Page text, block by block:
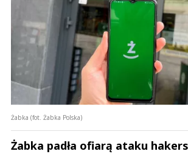
Żabka (fot. Żabka Polska)
Żabka padła ofiarą ataku